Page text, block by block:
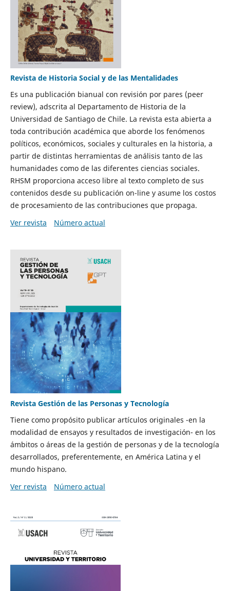
Revista de Historia Social y de las Mentalidades
Es una publicación bianual con revisión por pares (peer
review), adscrita al Departamento de Historia de la
Universidad de Santiago de Chile. La revista esta abierta a
toda contribución académica que aborde los fenómenos
políticos, económicos, sociales y culturales en la historia, a
partir de distintas herramientas de análisis tanto de las
humanidades como de las diferentes ciencias sociales.
RHSM proporciona acceso libre al texto completo de sus
contenidos desde su publicación on-line y asume los costos
de procesamiento de las contribuciones que propaga.
Ver revista
Número actual
Revista Gestión de las Personas y Tecnología
Tiene como propósito publicar artículos originales -en la
modalidad de ensayos y resultados de investigación- en los
ámbitos o áreas de la gestión de personas y de la tecnología
desarrollados, preferentemente, en América Latina y el
mundo hispano.
Ver revista
Número actual